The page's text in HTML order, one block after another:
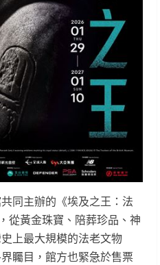
同主辦的《埃及之王：法
從黃金珠寶、陪葬珍品、神
上最大規模的法老文物
矚目，館方也緊急於售票